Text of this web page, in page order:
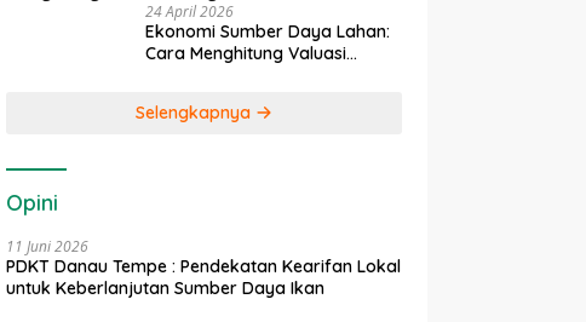
24 April 2026
Ekonomi Sumber Daya Lahan:
Cara Menghitung Valuasi
Selengkapnya
Opini
11 Juni 2026
PDKT Danau Tempe : Pendekatan Kearifan Lokal
untuk Keberlanjutan Sumber Daya Ikan